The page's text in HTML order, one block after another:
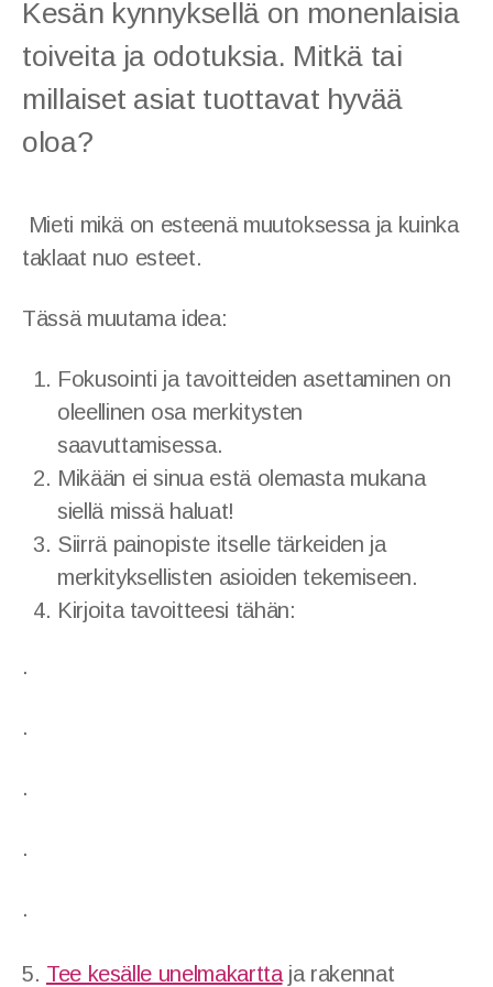
Kesän kynnyksellä on monenlaisia
toiveita ja odotuksia. Mitkä tai
millaiset asiat tuottavat hyvää
oloa?
Mieti mikä on esteenä muutoksessa ja kuinka
taklaat nuo esteet.
Tässä muutama idea:
Fokusointi ja tavoitteiden asettaminen on
oleellinen osa merkitysten
saavuttamisessa.
Mikään ei sinua estä olemasta mukana
siellä missä haluat!
Siirrä painopiste itselle tärkeiden ja
merkityksellisten asioiden tekemiseen.
Kirjoita tavoitteesi tähän:
·
·
·
·
·
5. Tee kesälle unelmakarttaja rakennat
Ohjeita kotiin
Artikkeleita